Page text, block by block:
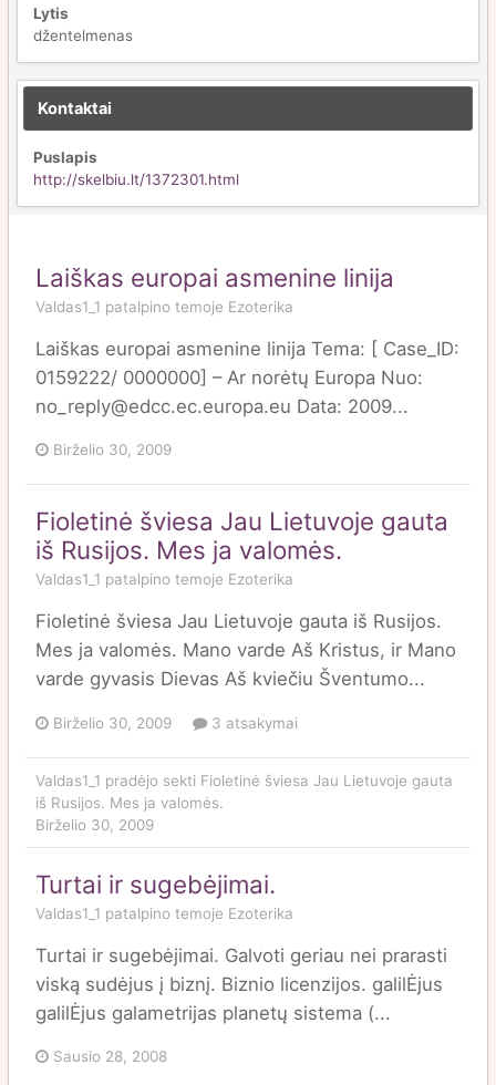
Lytis
džentelmenas
Kontaktai
Puslapis
http://skelbiu.lt/1372301.html
Laiškas europai asmenine linija
Valdas1_1 patalpino temoje Ezoterika
Laiškas europai asmenine linija Tema: [ Case_ID:
0159222/ 0000000] – Ar norėtų Europa Nuo:
no_reply@edcc.ec.europa.eu Data: 2009...
Birželio 30, 2009
Fioletinė šviesa Jau Lietuvoje gauta
iš Rusijos. Mes ja valomės.
Valdas1_1 patalpino temoje Ezoterika
Fioletinė šviesa Jau Lietuvoje gauta iš Rusijos.
Mes ja valomės. Mano varde Aš Kristus, ir Mano
varde gyvasis Dievas Aš kviečiu Šventumo...
Birželio 30, 2009 3 atsakymai
Valdas1_1 pradėjo sekti Fioletinė šviesa Jau Lietuvoje gauta
iš Rusijos. Mes ja valomės.
Birželio 30, 2009
Turtai ir sugebėjimai.
Valdas1_1 patalpino temoje Ezoterika
Turtai ir sugebėjimai. Galvoti geriau nei prarasti
viską sudėjus į biznį. Biznio licenzijos. galilĖjus
galilĖjus galametrijas planetų sistema (...
Sausio 28, 2008